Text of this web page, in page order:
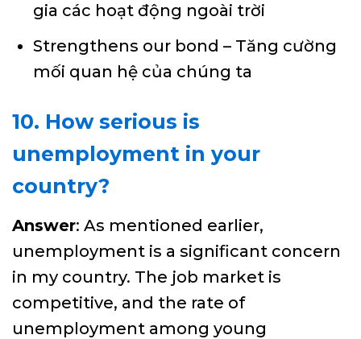
gia các hoạt động ngoài trời
Strengthens our bond – Tăng cường
mối quan hệ của chúng ta
10. How serious is
unemployment in your
country?
Answer: As mentioned earlier,
unemployment is a significant concern
in my country. The job market is
competitive, and the rate of
unemployment among young